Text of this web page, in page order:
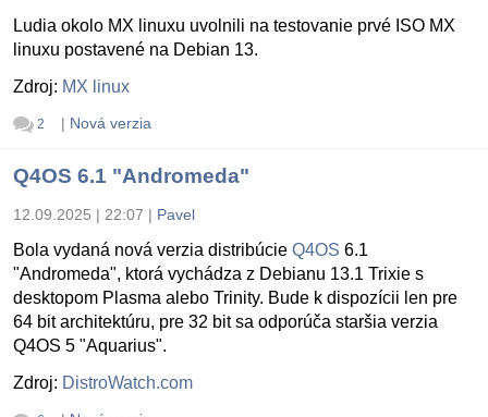
Ludia okolo MX linuxu uvolnili na testovanie prvé ISO MX
linuxu postavené na Debian 13.
Zdroj: MX linux
2 | Nová verzia
Q4OS 6.1 "Andromeda"
12.09.2025 | 22:07 | Pavel
Bola vydaná nová verzia distribúcie Q4OS 6.1
"Andromeda", ktorá vychádza z Debianu 13.1 Trixie s
desktopom Plasma alebo Trinity. Bude k dispozícii len pre
64 bit architektúru, pre 32 bit sa odporúča staršia verzia
Q4OS 5 "Aquarius".
Zdroj: DistroWatch.com